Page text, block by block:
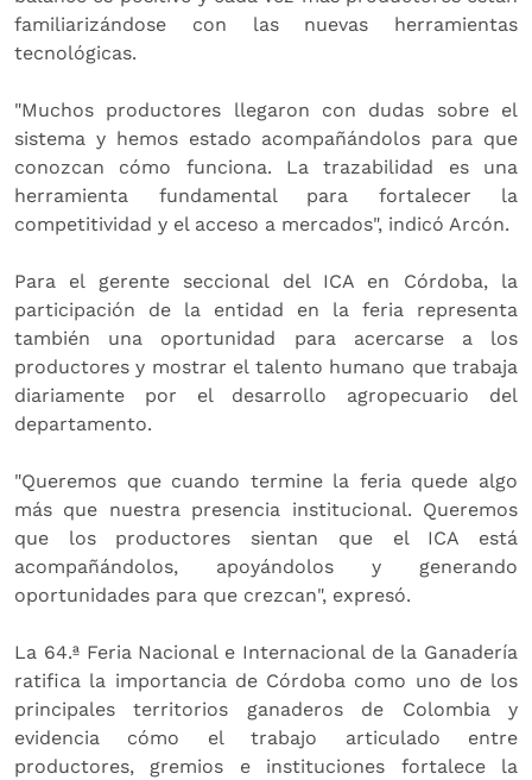
familiarizándose con las nuevas herramientas
tecnológicas.
"Muchos productores llegaron con dudas sobre el
sistema y hemos estado acompañándolos para que
conozcan cómo funciona. La trazabilidad es una
herramienta fundamental para fortalecer la
competitividad y el acceso a mercados", indicó Arcón.
Para el gerente seccional del ICA en Córdoba, la
participación de la entidad en la feria representa
también una oportunidad para acercarse a los
productores y mostrar el talento humano que trabaja
diariamente por el desarrollo agropecuario del
departamento.
"Queremos que cuando termine la feria quede algo
más que nuestra presencia institucional. Queremos
que los productores sientan que el ICA está
acompañándolos, apoyándolos y generando
oportunidades para que crezcan", expresó.
La 64.ª Feria Nacional e Internacional de la Ganadería
ratifica la importancia de Córdoba como uno de los
principales territorios ganaderos de Colombia y
evidencia cómo el trabajo articulado entre
productores, gremios e instituciones fortalece la